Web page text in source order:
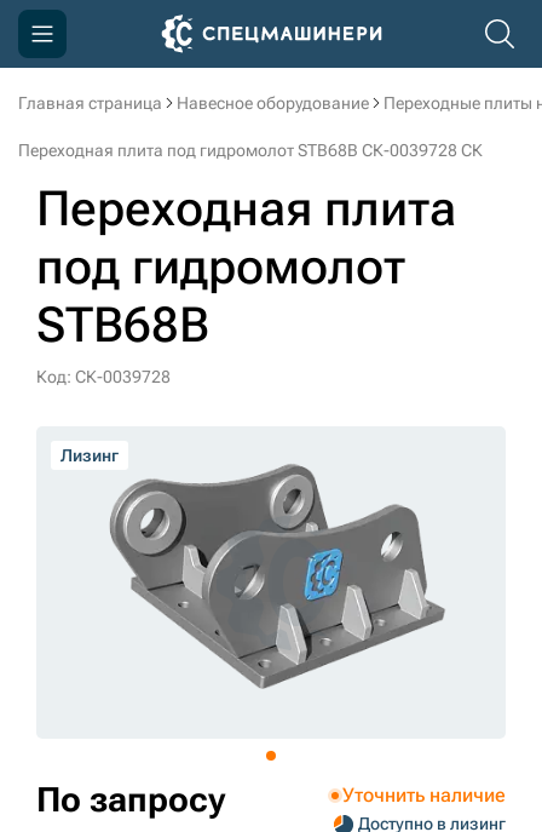
Главная страница Навесное оборудование Переходные плиты
Переходная плита под гидромолот STB68B СК-0039728 СК
Переходная плита
под гидромолот
STB68B
Код: СК-0039728
Лизинг
По запросу Уточнить наличие
Доступно в лизинг
Компания
Доставка и оплата
Информация
Контакты
3D тур по производству
sksale@skdst.ru
+7 (499) 394-50-93